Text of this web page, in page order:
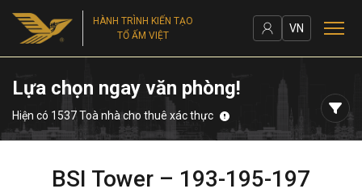
HÀNH TRÌNH KIẾN TẠO
TỔ ẤM VIỆT
VN
Lựa chọn ngay văn phòng!
Hiện có 1537 Toà nhà cho thuê xác thực
BSI Tower – 193-195-197